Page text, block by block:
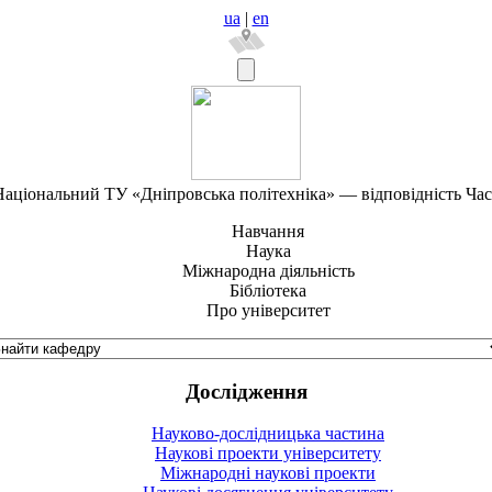
ua | en
ТУ «Дніпровська політехніка» — відповідність
Навчання
Наука
Міжнародна діяльність
Бібліотека
Про університет
Дослідження
Науково-дослідницька частина
Наукові проекти університету
Міжнародні наукові проекти